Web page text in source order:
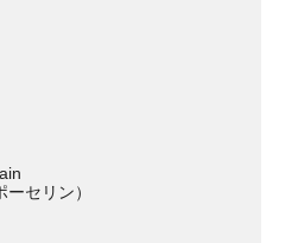
セリン）